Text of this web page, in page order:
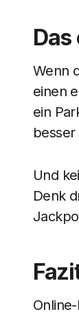
Wenn
einen
ein
Und
Denk